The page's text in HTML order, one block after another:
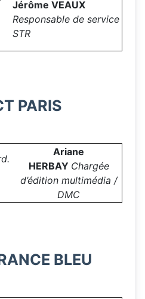
Jérôme VEAUX
Responsable de service
STR
PARIS
.
Ariane
HERBAY Chargée
d’édition multimédia /
DMC
BLEU